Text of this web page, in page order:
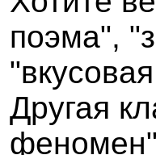
поэма",
Другая